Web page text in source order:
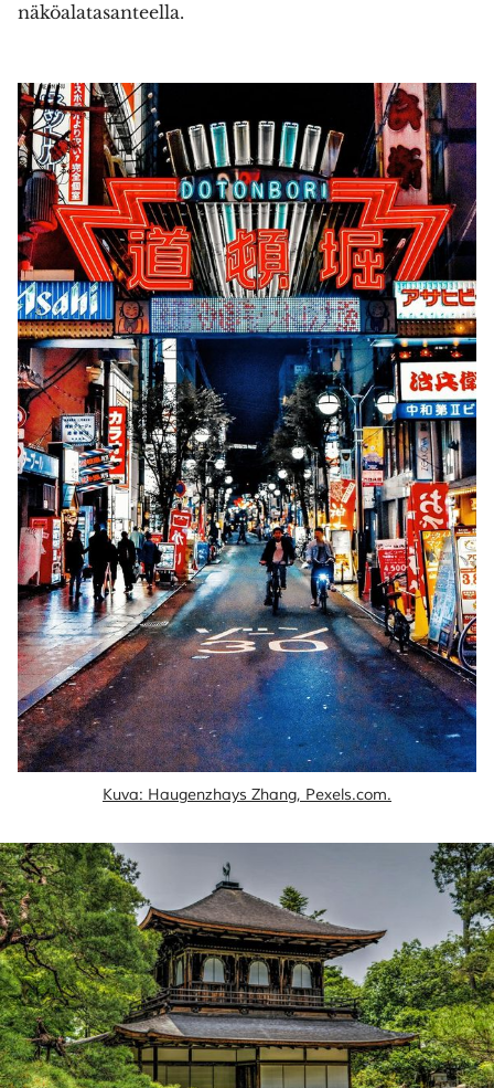
näköalatasanteella.
Kuva: Haugenzhays Zhang, Pexels.com.